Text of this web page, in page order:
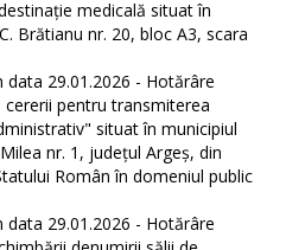
medicală situat în
Brătianu nr. 20, bloc A3, scara
data 29.01.2026 - Hotărâre
cererii pentru transmiterea
situat în municipiul
nr. 1, județul Argeș, din
Român în domeniul public
data 29.01.2026 - Hotărâre